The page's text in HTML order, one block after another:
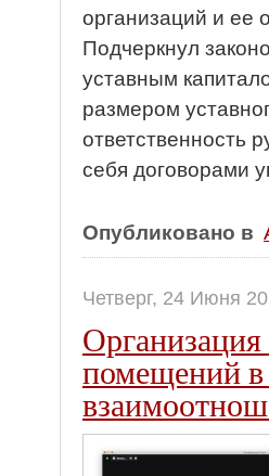
организаций и ее
Подчеркнул
уставным
размером
ответственность
себя договорами
Опубликовано в
Четверг, 24 Июня
помещений